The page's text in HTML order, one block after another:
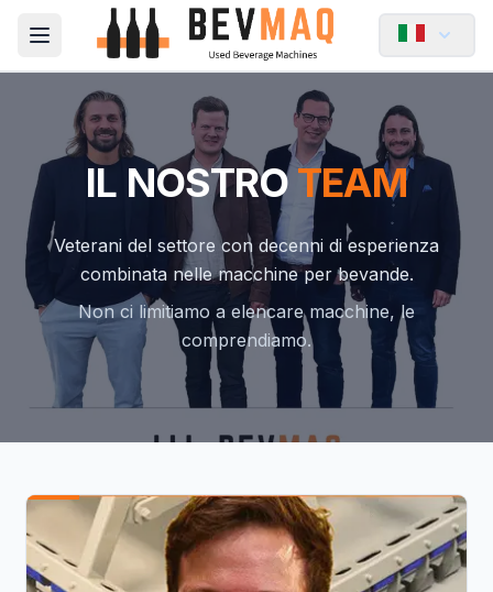
Open main menu
IL NOSTROTEAM
Veterani del settore con decenni di esperienza
combinata nelle macchine per bevande.
Non ci limitiamo a elencare macchine, le
comprendiamo.